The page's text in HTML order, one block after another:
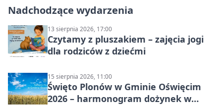
Nadchodzące wydarzenia
13 sierpnia 2026, 17:00
Czytamy z pluszakiem – zajęcia jogi
dla rodziców z dziećmi
15 sierpnia 2026, 11:00
Święto Plonów w Gminie Oświęcim
2026 – harmonogram dożynek w